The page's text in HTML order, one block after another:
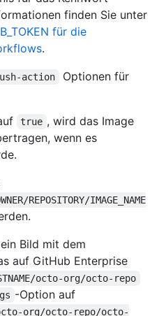
finden Sie unter
für die
.
action
Optionen für
true , wird das Image
wenn es
REPOSITORY/IMAGE_NAME
Bild mit dem
auf GitHub Enterprise
octo-org/octo-repo
-Option auf
octo-org/octo-repo/octo-